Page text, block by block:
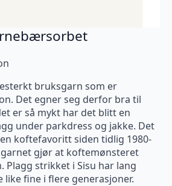
bruksgarn som er
Det egner seg derfor bra til
er så mykt har det blitt en
under parkdress og jakke. Det
koftefavoritt siden tidlig 1980-
gjør at koftemønsteret
Plagg strikket i Sisu har lang
fine i flere generasjoner.